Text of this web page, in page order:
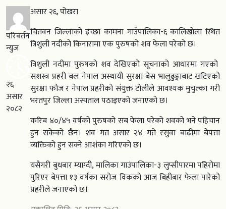
परिबर्तन
न्युज
२६
असार
२०८२
असार २६, पोखरा
चितवन जिल्लाको इच्छा कामना गाउँपालिका-६ कालिखोला स्थित
त्रिशुली नदीको किनारामा एक पुरुषको शव फेला परेको छ।
त्रिशुली नदीमा पुरुषको शव देखिएको सूचनाको आधारमा गएको
सशस्त्र प्रहरी बल नेपाल अस्थायी सुरक्षा बेस भालुढुङ्गाबाट खटिएको
सुरक्षा फौज र नेपाल प्रहरीको संयुक्त टोलीले आवश्यक मुचुल्का गरी
भरतपुर जिल्ला अस्पताल पठाइएको जनाएको छ।
करिब ४०/४५ वर्षको पुरुषको सब फेला परेको शवको भने पहिचान
हुन सकेको छैन। शव गत असार २४ गते रसुवा बाढीमा बेपत्ता
व्यक्तिको हुन सक्ने आशंका गरिएको छ।
यसैगरी बुधबार म्याग्दी, मालिका गाउंपालिका-३ लुप्सीपारमा पहिरोमा
पुरिएर बेपत्ता १३ वर्षका सरोज विकको आज बिहीबार फेला पारेको
प्रहरीले जनाएको छ।